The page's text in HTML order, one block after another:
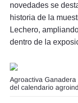
novedades se
historia de la
Lechero,
dentro de la
Agroactiva
del calendario